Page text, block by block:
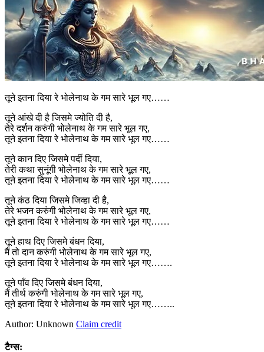
तूने इतना दिया रे भोलेनाथ के गम सारे भूल गए……
तूने आंखे दी है जिसमे ज्योति दी है,
तेरे दर्शन करुंगी भोलेनाथ के गम सारे भूल गए,
तूने इतना दिया रे भोलेनाथ के गम सारे भूल गए……
तूने कान दिए जिसमे पर्दी दिया,
तेरी कथा सुनूंगी भोलेनाथ के गम सारे भूल गए,
तूने इतना दिया रे भोलेनाथ के गम सारे भूल गए……
तूने कंठ दिया जिसमे जिव्हा दी है,
तेरे भजन करुंगी भोलेनाथ के गम सारे भूल गए,
तूने इतना दिया रे भोलेनाथ के गम सारे भूल गए……
तूने हाथ दिए जिसमे बंधन दिया,
मैं तो दान करुंगी भोलेनाथ के गम सारे भूल गए,
तूने इतना दिया रे भोलेनाथ के गम सारे भूल गए…….
तूने पाँव दिए जिसमे बंधन दिया,
मैं तीर्थ करुंगी भोलेनाथ के गम सारे भूल गए,
तूने इतना दिया रे भोलेनाथ के गम सारे भूल गए……..
Author: Unknown Claim credit
टैग्स: